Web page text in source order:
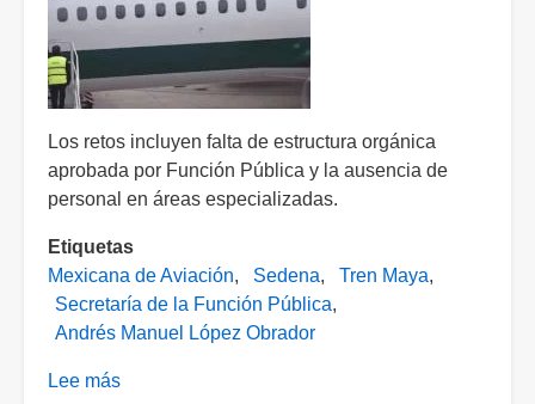
de
enero
Los retos incluyen falta de estructura orgánica
aprobada por Función Pública y la ausencia de
personal en áreas especializadas.
Etiquetas
Mexicana de Aviación
Sedena
Tren Maya
Secretaría de la Función Pública
Andrés Manuel López Obrador
Lee más